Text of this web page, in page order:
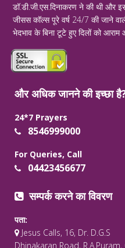
डॉ.डी.जी.एस.दिनाकरण ने की थी और
जीसस कॉल्स पूरे वर्ष 24/7 की जाने
भेदभाव के बिना टूटे हुए दिलों को
और अधिक जानने की इच्छा
24*7 Prayers
8546999000
For Queries, Call
04423456677
सम्पर्क करने का विवरण
पता:
Jesus Calls, 16, Dr. D.G.S
Dhinakaran Road, R.A.Puram,